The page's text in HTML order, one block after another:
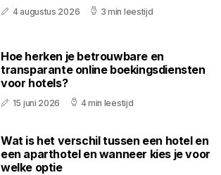
4 augustus 2026 3 min leestijd
Hoe herken je betrouwbare en
transparante online boekingsdiensten
voor hotels?
15 juni 2026 4 min leestijd
Wat is het verschil tussen een hotel en
een aparthotel en wanneer kies je voor
welke optie